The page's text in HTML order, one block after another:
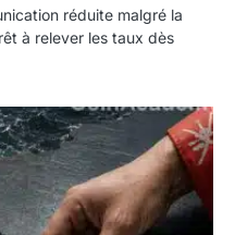
réduite malgré la
à relever les taux dès
avec Oman sur une